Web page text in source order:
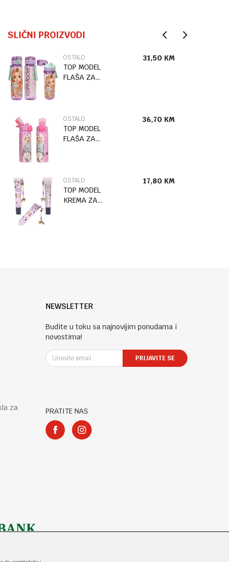
SLIČNI PROIZVODI
OSTALO
TOP MODEL
FLAŠA ZA
31,50 KM
OSTALO
TOP MODEL
FLAŠA ZA
36,70 KM
OSTALO
TOP MODEL
KREMA ZA
17,80 KM
za
NEWSLETTER
Budite u toku sa najnovijim ponudama i
novostima!
PRIJAVITE SE
PRATITE NAS